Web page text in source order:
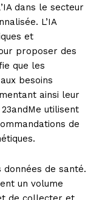
dans le secteur
L’IA
et
proposer des
que les
besoins
ainsi leur
utilisent
de
données de santé.
un volume